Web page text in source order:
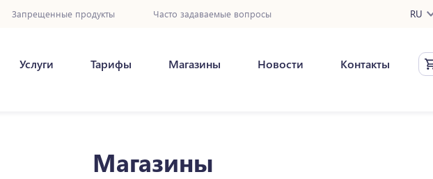
Запрещенные продукты Часто задаваемые вопросы RU
Услуги Тарифы Магазины Новости Контакты
Магазины